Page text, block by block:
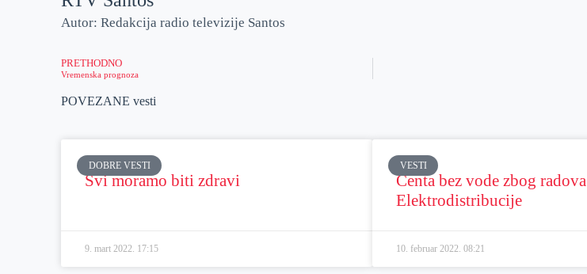
Autor: Redakcija radio televizije Santos
PRETHODNO
Vremenska prognoza
POVEZANE vesti
DOBRE VESTI
Svi moramo biti zdravi
9. mart 2022. 17:15
VESTI
Čenta bez vode zbog radova
Elektrodistribucije
10. februar 2022.08:21